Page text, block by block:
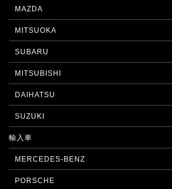
MAZDA
MITSUOKA
SUBARU
MITSUBISHI
DAIHATSU
SUZUKI
輸入車
MERCEDES-BENZ
PORSCHE